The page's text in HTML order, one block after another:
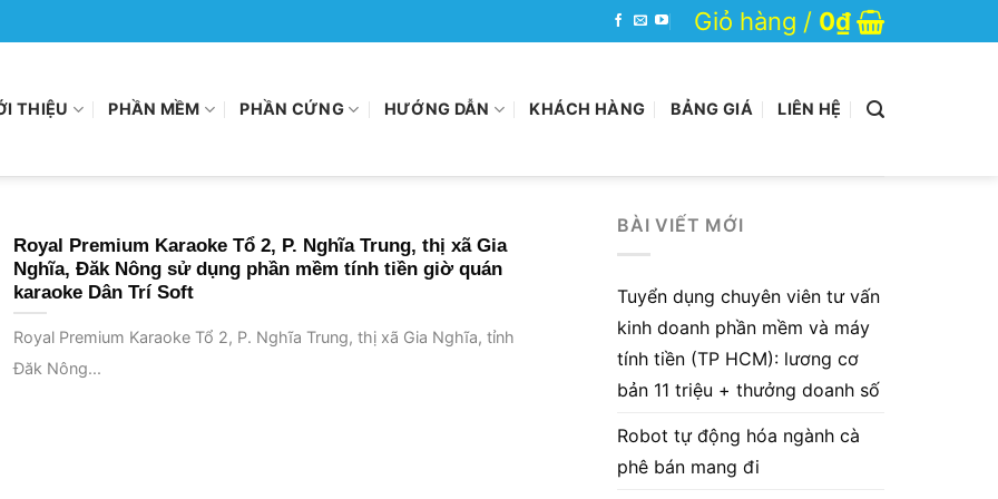
Giỏ hàng / 0₫
THIỆU PHẦN MỀM PHẦN CỨNG HƯỚNG DẪN KHÁCH HÀNG BẢNG GIÁ LIÊN HỆ
Royal Premium Karaoke Tổ 2, P. Nghĩa Trung, thị xã Gia
Nghĩa, Đăk Nông sử dụng phần mềm tính tiền giờ quán
karaoke Dân Trí Soft
Royal Premium Karaoke Tổ 2, P. Nghĩa Trung, thị xã Gia Nghĩa, tỉnh
Đăk Nông...
BÀI VIẾT MỚI
Tuyển dụng chuyên viên tư vấn
kinh doanh phần mềm và máy
tính tiền (TP HCM): lương cơ
bản 11 triệu + thưởng doanh số
Robot tự động hóa ngành cà
phê bán mang đi